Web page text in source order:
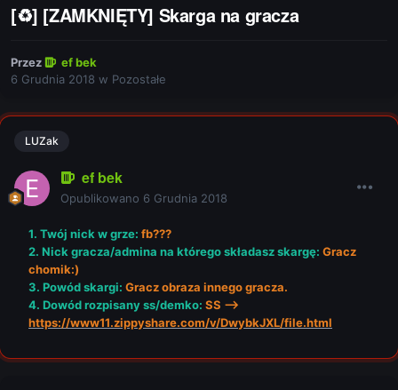
[♻] [ZAMKNIĘTY] Skarga na gracza
Przez
ef bek
6 Grudnia 2018 w Pozostałe
LUZak
ef bek
Opublikowano 6 Grudnia 2018
1. Twój nick w grze: fb???
2. Nick gracza/admina na którego składasz skargę: Gracz
chomik:)
3. Powód skargi: Gracz obraza innego gracza.
4. Dowód rozpisany ss/demko: SS -->
https://www11.zippyshare.com/v/DwybkJXL/file.html